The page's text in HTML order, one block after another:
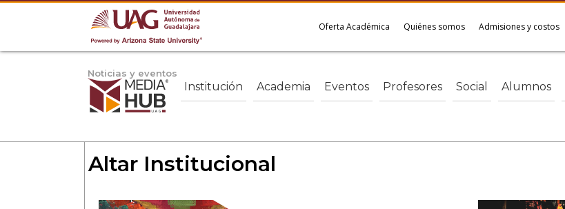
Oferta Académica Quiénes somos Admisiones y costos
Noticias y eventos
Institución Academia Eventos Profesores Social Alumnos
Altar Institucional